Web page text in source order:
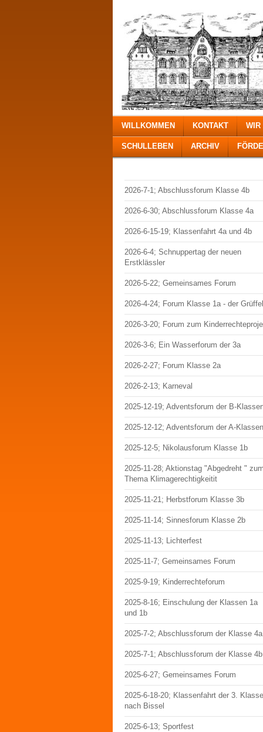
WILLKOMMEN KONTAKT WIR
SCHULLEBEN ARCHIV
2026-7-1; Abschlussforum Klasse 4b
2026-6-30; Abschlussforum Klasse 4a
2026-6-15-19; Klassenfahrt 4a und 4b
2026-6-4; Schnuppertag der neuen
Erstklässler
2026-5-22; Gemeinsames Forum
2026-4-24; Forum Klasse 1a - der
2026-3-20; Forum zum
2026-3-6; Ein Wasserforum der 3a
2026-2-27; Forum Klasse 2a
2026-2-13; Karneval
2025-12-19; Adventsforum der B-
2025-12-12; Adventsforum der A-Klassen
2025-12-5; Nikolausforum Klasse 1b
2025-11-28; Aktionstag "Abgedreht "
Thema Klimagerechtigkeitit
2025-11-21; Herbstforum Klasse 3b
2025-11-14; Sinnesforum Klasse 2b
2025-11-13; Lichterfest
2025-11-7; Gemeinsames Forum
2025-9-19; Kinderrechteforum
2025-8-16; Einschulung der Klassen 1a
und 1b
2025-7-2; Abschlussforum der Klasse 4a
2025-7-1; Abschlussforum der Klasse 4b
2025-6-27; Gemeinsames Forum
2025-6-18-20; Klassenfahrt der 3.
nach Bissel
2025-6-13; Sportfest